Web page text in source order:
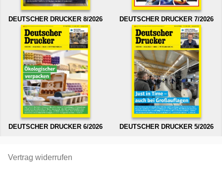
DEUTSCHER DRUCKER 8/2026 DEUTSCHER DRUCKER 7/2026
DEUTSCHER DRUCKER 6/2026 DEUTSCHER DRUCKER 5/2026
Vertrag widerrufen